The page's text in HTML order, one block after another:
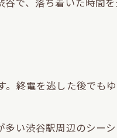
終電を逃した後でも
い渋谷駅周辺のシー